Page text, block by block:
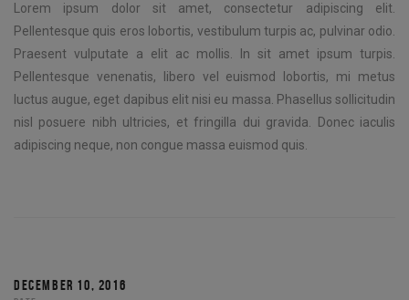
Lorem ipsum dolor sit amet, consectetur adipiscing elit.
Pellentesque quis eros lobortis, vestibulum turpis ac, pulvinar odio.
Praesent vulputate a elit ac mollis. In sit amet ipsum turpis.
Pellentesque venenatis, libero vel euismod lobortis, mi metus
luctus augue, eget dapibus elit nisi eu massa. Phasellus sollicitudin
nisl posuere nibh ultricies, et fringilla dui gravida. Donec iaculis
adipiscing neque, non congue massa euismod quis.
DECEMBER 10, 2016